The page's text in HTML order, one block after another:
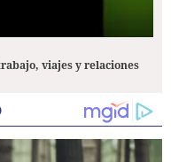
viajes y relaciones